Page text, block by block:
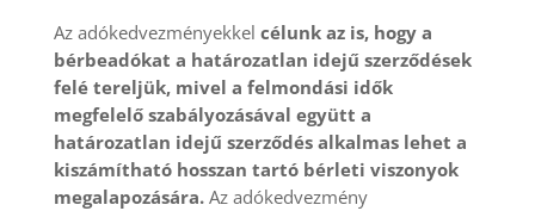
Az adókedvezményekkel célunk az is, hogy a
bérbeadókat a határozatlan idejű szerződések
felé tereljük, mivel a felmondási idők
megfelelő szabályozásával együtt a
határozatlan idejű szerződés alkalmas lehet a
kiszámítható hosszan tartó bérleti viszonyok
megalapozására.Az adókedvezmény